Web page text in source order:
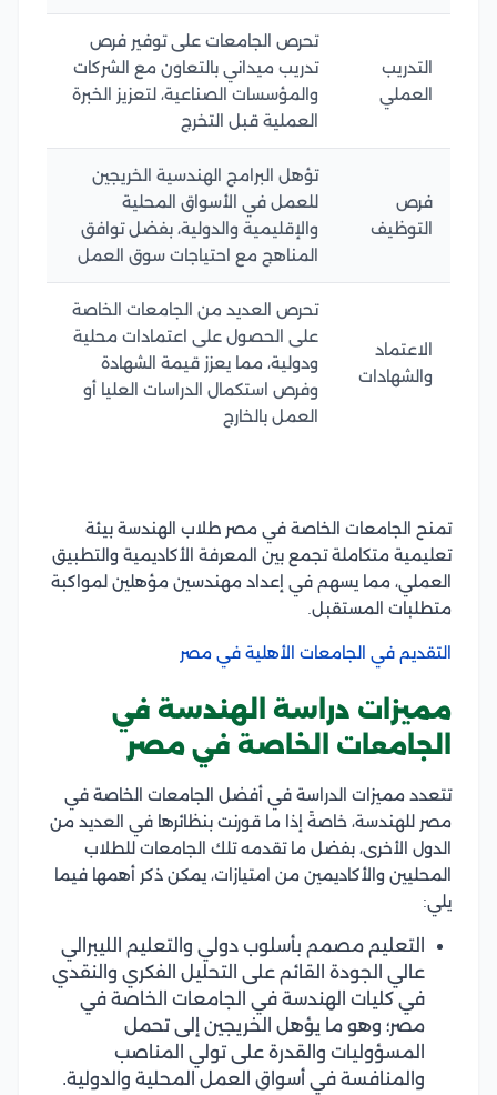
التدريب
العملي
تحرص الجامعات على توفير فرص
تدريب ميداني بالتعاون مع الشركات
والمؤسسات الصناعية، لتعزيز الخبرة
العملية قبل التخرج
فرص
التوظيف
تؤهل البرامج الهندسية الخريجين
للعمل في الأسواق المحلية
والإقليمية والدولية، بفضل توافق
المناهج مع احتياجات سوق العمل
الاعتماد
والشهادات
تحرص العديد من الجامعات الخاصة
على الحصول على اعتمادات محلية
ودولية، مما يعزز قيمة الشهادة
وفرص استكمال الدراسات العليا أو
العمل بالخارج
تمنح الجامعات الخاصة في مصر طلاب الهندسة بيئة
تعليمية متكاملة تجمع بين المعرفة الأكاديمية والتطبيق
العملي، مما يسهم في إعداد مهندسين مؤهلين لمواكبة
متطلبات المستقبل.
التقديم في الجامعات الأهلية في مصر
مميزات دراسة الهندسة في
الجامعات الخاصة في مصر
تتعدد مميزات الدراسة في أفضل الجامعات الخاصة في
مصر للهندسة، خاصةً إذا ما قورنت بنظائرها في العديد من
الدول الأخرى، بفضل ما تقدمه تلك الجامعات للطلاب
المحليين والأكاديمين من امتيازات، يمكن ذكر أهمها فيما
يلي:
التعليم مصمم بأسلوب دولي والتعليم الليبرالي
عالي الجودة القائم على التحليل الفكري والنقدي
في كليات الهندسة في الجامعات الخاصة في
مصر؛ وهو ما يؤهل الخريجين إلى تحمل
المسؤوليات والقدرة على تولي المناصب
والمنافسة في أسواق العمل المحلية والدولية.